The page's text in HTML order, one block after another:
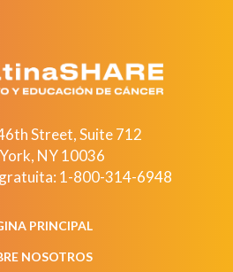
Street, Suite 712
, NY10036
1-800-314-6948
PRINCIPAL
NOSOTROS